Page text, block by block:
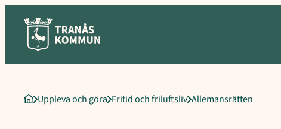
innehåll
Startsida
Uppleva och göra Fritid och friluftsliv Allemansrätten